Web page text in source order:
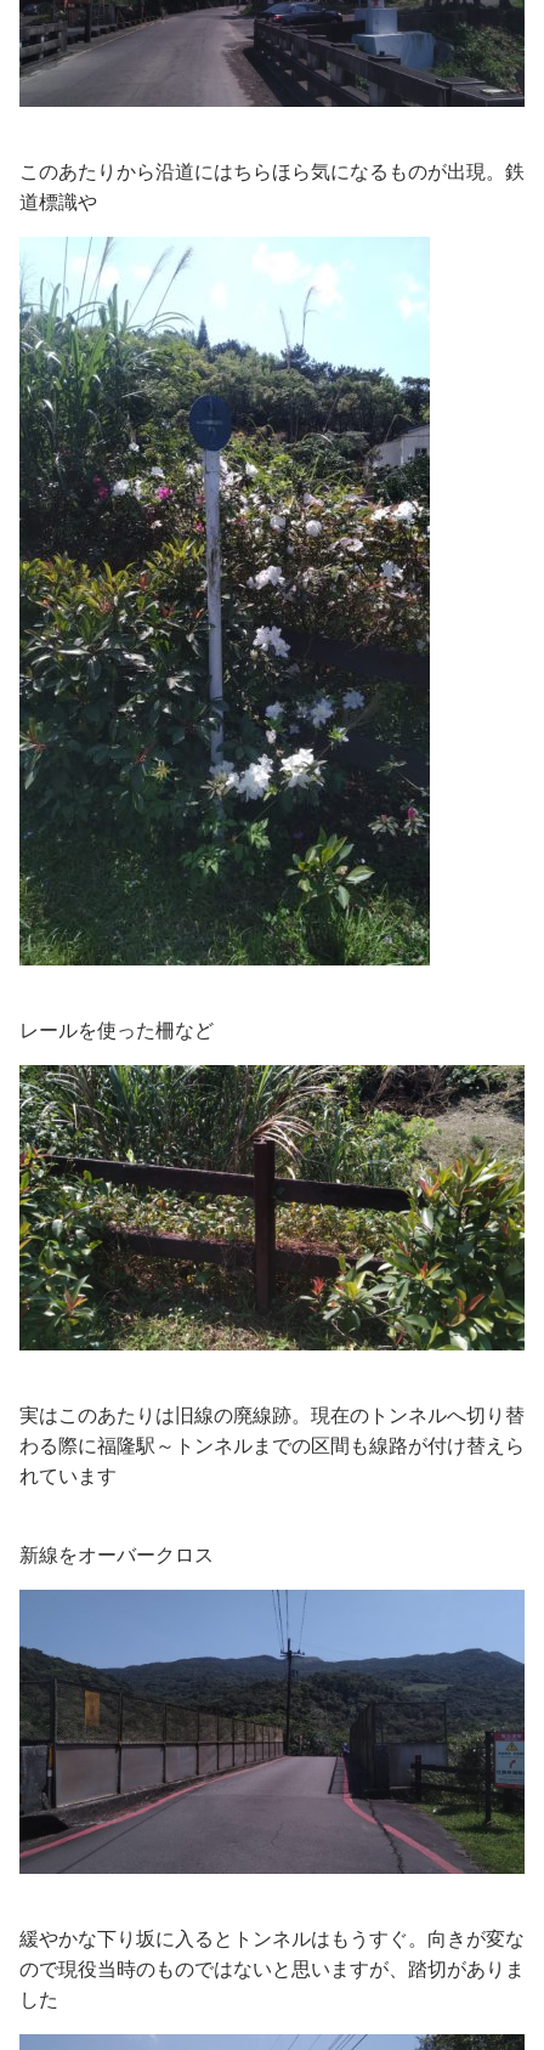
このあたりから沿道にはちらほら気になるものが出現。鉄
道標識や
レールを使った柵など
実はこのあたりは旧線の廃線跡。現在のトンネルへ切り替
わる際に福隆駅～トンネルまでの区間も線路が付け替えら
れています
新線をオーバークロス
緩やかな下り坂に入るとトンネルはもうすぐ。向きが変な
ので現役当時のものではないと思いますが、踏切がありま
した